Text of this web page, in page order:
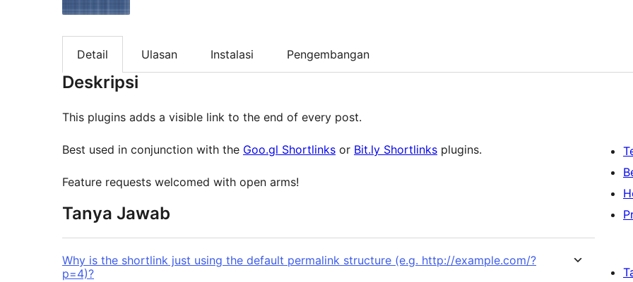
Detail Ulasan Instalasi Pengembangan
Deskripsi
This plugins adds a visible link to the end of every post.
Best used in conjunction with the Goo.gl Shortlinks or Bit.ly Shortlinks plugins.
Feature requests welcomed with open arms!
Tanya Jawab
Why is the shortlink just using the default permalink structure (e.g. http://example.com/?
p=4)?